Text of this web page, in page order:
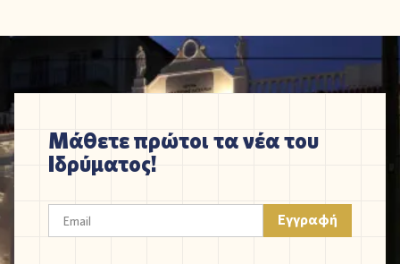
Μάθετε πρώτοι τα νέα του
Ιδρύματος!